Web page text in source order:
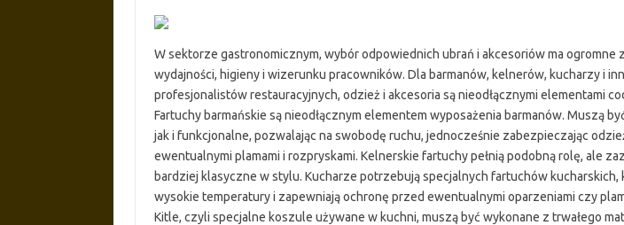
W sektorze gastronomicznym, wybór odpowiednich ubrań i akcesoriów ma ogromne
wydajności, higieny i wizerunku pracowników. Dla barmanów, kelnerów, kucharzy i
profesjonalistów restauracyjnych, odzież i akcesoria są nieodłącznymi elementami
Fartuchy barmańskie są nieodłącznym elementem wyposażenia barmanów. Muszą
jak i funkcjonalne, pozwalając na swobodę ruchu, jednocześnie zabezpieczając
ewentualnymi plamami i rozpryskami. Kelnerskie fartuchy pełnią podobną rolę, ale
bardziej klasyczne w stylu. Kucharze potrzebują specjalnych fartuchów kucharskich,
wysokie temperatury i zapewniają ochronę przed ewentualnymi oparzeniami czy
Kitle, czyli specjalne koszule używane w kuchni, muszą być wykonane z trwałego